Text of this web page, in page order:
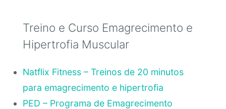
Treino e Curso Emagrecimento e
Hipertrofia Muscular
Natflix Fitness – Treinos de 20 minutos
para emagrecimento e hipertrofia
PED – Programa de Emagrecimento